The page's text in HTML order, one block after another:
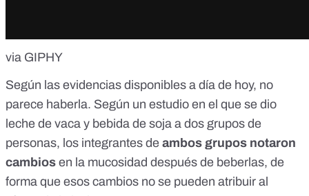
via GIPHY
Según las evidencias disponibles a día de hoy, no
parece haberla. Según un estudio en el que se dio
leche de vaca y bebida de soja a dos grupos de
personas, los integrantes de ambos grupos notaron
cambios en la mucosidad después de beberlas, de
forma que esos cambios no se pueden atribuir al